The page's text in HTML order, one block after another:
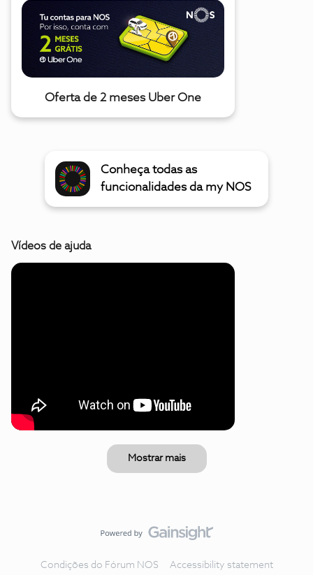
Oferta de 2 meses Uber One
Conheça todas as
funcionalidades da my NOS
Vídeos de ajuda
Mostrar mais
Condições do Fórum NOS Accessibility statement